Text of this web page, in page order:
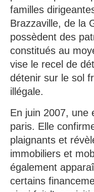
familles
Brazzaville, de la
possèdent des
constitués au
vise le recel de
détenir sur le sol
illégale.
En juin 2007, une
paris. Elle
plaignants et
immobiliers et
également
certains